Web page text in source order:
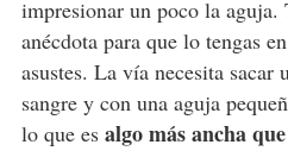
impresionar un poco la aguja.
anécdota para que lo tengas
asustes. La vía necesita
sangre y con una aguja
lo que es algo más ancha